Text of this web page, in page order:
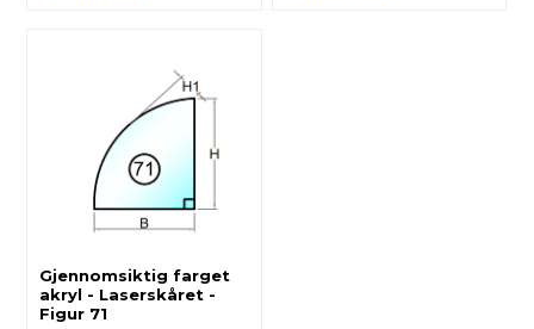
Gjennomsiktig farget
akryl - Laserskåret -
Figur 71